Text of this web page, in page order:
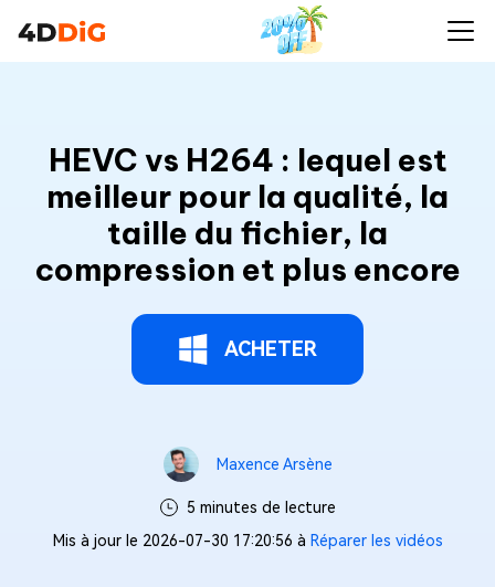
HEVC vs H264 : lequel est
meilleur pour la qualité, la
taille du fichier, la
compression et plus encore
ACHETER
Maxence Arsène
5 minutes de lecture
Mis à jour le 2026-07-30 17:20:56 à Réparer les vidéos